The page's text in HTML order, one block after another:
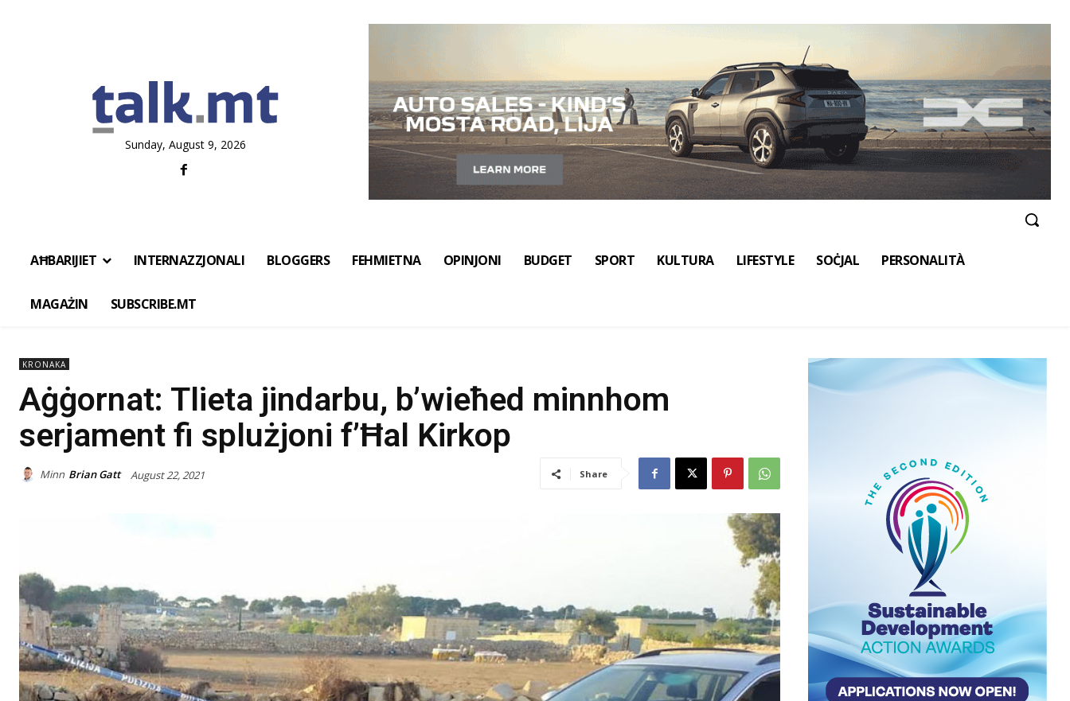
Sunday, August 9, 2026
AĦBARIJIET INTERNAZZJONALI BLOGGERS FEHMIETNA OPINJONI BUDGET SPORT KULTURA LIFESTYLE SOĊJAL PERSONALITÀ
MAGAŻIN SUBSCRIBE.MT
KRONAKA
Aġġornat: Tlieta jindarbu, b’wieħed minnhom
serjament fi splużjoni f’Ħal Kirkop
Minn Brian Gatt August 22, 2021 Share